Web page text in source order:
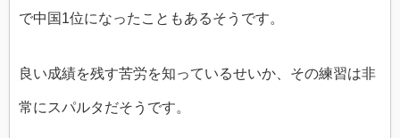
で中国1位になったこともあるそうです。
良い成績を残す苦労を知っているせいか、その練習は非
常にスパルタだそうです。